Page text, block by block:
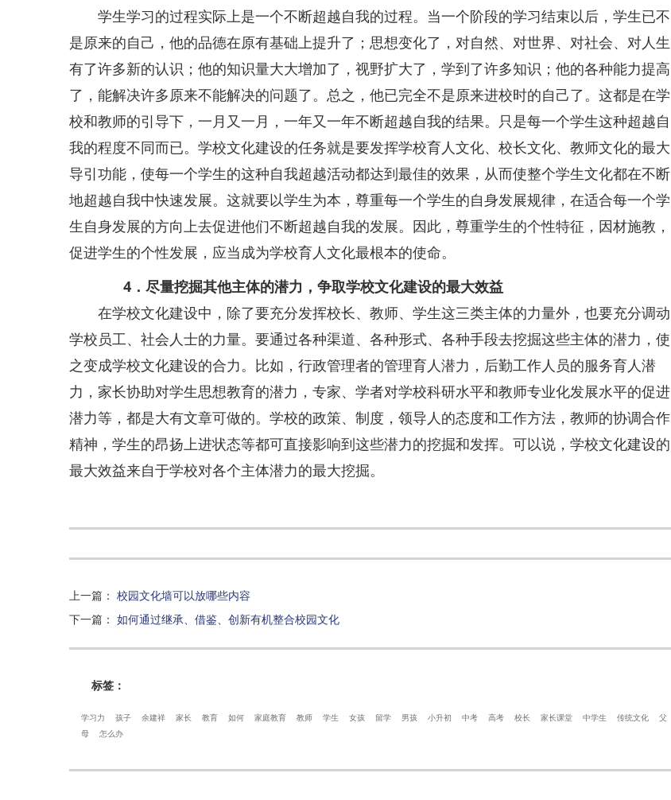
学生学习的过程实际上是一个不断超越自我的过程。当一个阶段的学习结束以后，学生已不
是原来的自己，他的品德在原有基础上提升了；思想变化了，对自然、对世界、对社会、对人生
有了许多新的认识；他的知识量大大增加了，视野扩大了，学到了许多知识；他的各种能力提高
了，能解决许多原来不能解决的问题了。总之，他已完全不是原来进校时的自己了。这都是在学
校和教师的引导下，一月又一月，一年又一年不断超越自我的结果。只是每一个学生这种超越自
我的程度不同而已。学校文化建设的任务就是要发挥学校育人文化、校长文化、教师文化的最大
导引功能，使每一个学生的这种自我超越活动都达到最佳的效果，从而使整个学生文化都在不断
地超越自我中快速发展。这就要以学生为本，尊重每一个学生的自身发展规律，在适合每一个学
生自身发展的方向上去促进他们不断超越自我的发展。因此，尊重学生的个性特征，因材施教，
促进学生的个性发展，应当成为学校育人文化最根本的使命。
4．尽量挖掘其他主体的潜力，争取学校文化建设的最大效益
在学校文化建设中，除了要充分发挥校长、教师、学生这三类主体的力量外，也要充分调动
学校员工、社会人士的力量。要通过各种渠道、各种形式、各种手段去挖掘这些主体的潜力，使
之变成学校文化建设的合力。比如，行政管理者的管理育人潜力，后勤工作人员的服务育人潜
力，家长协助对学生思想教育的潜力，专家、学者对学校科研水平和教师专业化发展水平的促进
潜力等，都是大有文章可做的。学校的政策、制度，领导人的态度和工作方法，教师的协调合作
精神，学生的昂扬上进状态等都可直接影响到这些潜力的挖掘和发挥。可以说，学校文化建设的
最大效益来自于学校对各个主体潜力的最大挖掘。
上一篇 ： 校园文化墙可以放哪些内容
下一篇 ： 如何通过继承、借鉴、创新有机整合校园文化
标签：
学习力 孩子 余建祥 家长 教育 如何 家庭教育 教师 学生 女孩 留学 男孩 小升初 中考 高考 校长 家长课堂 中学生 传统文化
父
母
怎么办